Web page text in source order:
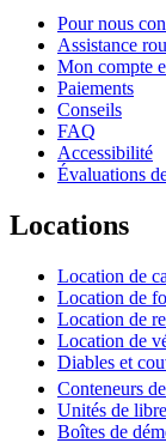
Pour nous
Assistance
Mon compte
Paiements
Conseils
FAQ
Accessibilité
Évaluations
Locations
Location de
Location de
Location de
Location de
Diables et
Conteneurs
Unités de
Boîtes de